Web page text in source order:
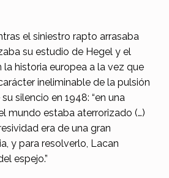
el siniestro rapto arrasaba
su estudio de Hegel y el
historia europea a la vez que
ineliminable de la pulsión
silencio en 1948: “en una
mundo estaba aterrorizado (…)
era de una gran
y para resolverlo, Lacan
espejo.”